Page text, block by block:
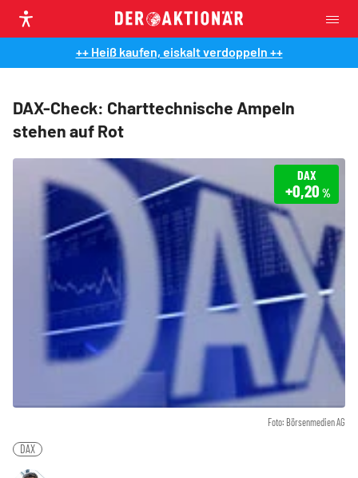
++ Heiß kaufen, eiskalt verdoppeln ++
DAX-Check: Charttechnische Ampeln
stehen auf Rot
Foto: Börsenmedien AG
DAX
+0,20 %
DAX